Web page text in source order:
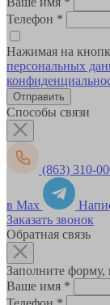
Телефон *
Нажимая на
персональных
Способы связи
(863) 310-
в Max
Заказать звонок
Обратная связь
Заполните
Ваше имя *